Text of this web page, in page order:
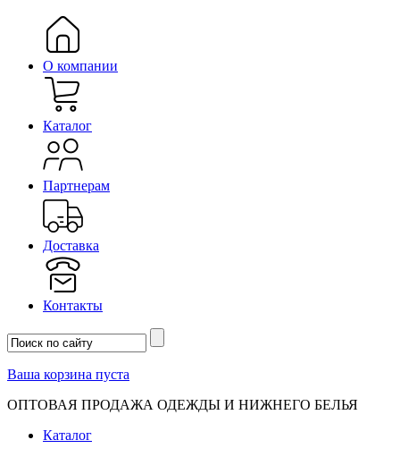
О компании
Каталог
Партнерам
Доставка
Контакты
Ваша корзина пуста
ОПТОВАЯ ПРОДАЖА ОДЕЖДЫ И НИЖНЕГО БЕЛЬЯ
Каталог